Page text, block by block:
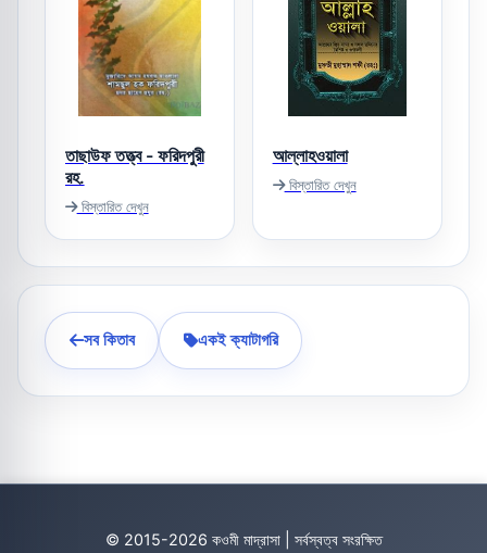
তাছাউফ তত্ত্ব - ফরিদপুরী
রহ.
বিস্তারিত দেখুন
আল্লাহওয়ালা
বিস্তারিত দেখুন
সব কিতাব একই ক্যাটাগরি
© 2015-2026 কওমী মাদ্রাসা | সর্বস্বত্ব সংরক্ষিত